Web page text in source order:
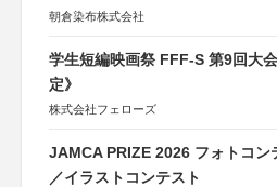
朝倉染布株式会社
学生短編映画祭 FFF-S 第9回大
定》
株式会社フェローズ
JAMCA PRIZE 2026 フォトコン
／イラストコンテスト